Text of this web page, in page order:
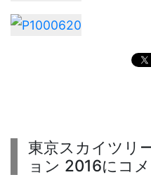
東京スカイツリ
ョン 2016にコ